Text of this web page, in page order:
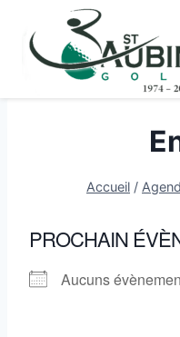
contenu
Accueil /
PROCHAIN
Aucuns